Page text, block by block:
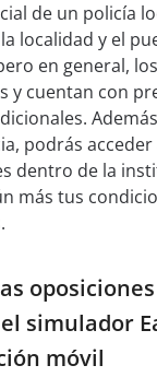
de un policía
localidad y el
en general,
y cuentan con
podrás acceder
dentro de la
más tus
simulador
móvil